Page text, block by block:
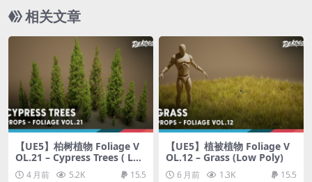
相关文章
【UE5】柏树植物 Foliage V
OL.21 – Cypress Trees ( Lo
w Poly)
4 月前 5.2K 15.5
【UE5】植被植物 Foliage V
OL.12 – Grass (Low Poly)
6 月前 1.3K 15.5